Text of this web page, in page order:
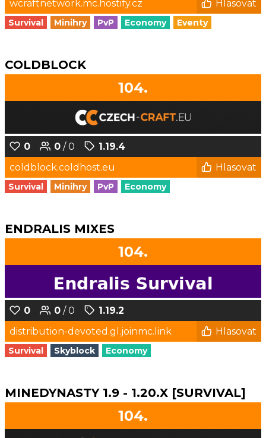
wcraftnetwork.mc.hostify.cz Hlasovat
Survival Minihry PvP Economy Eventy
COLDBLOCK
104.
0 0 / 0
1.19.4
coldblock.coldhost.eu
Hlasovat
Survival Minihry PvP Economy
ENDRALIS MIXES
104.
0 0 / 0
1.19.2
distribution-devoted.gl.joinmc.link
Hlasovat
Survival Skyblock Economy
MINEDYNASTY 1.9 - 1.20.X [SURVIVAL]
104.